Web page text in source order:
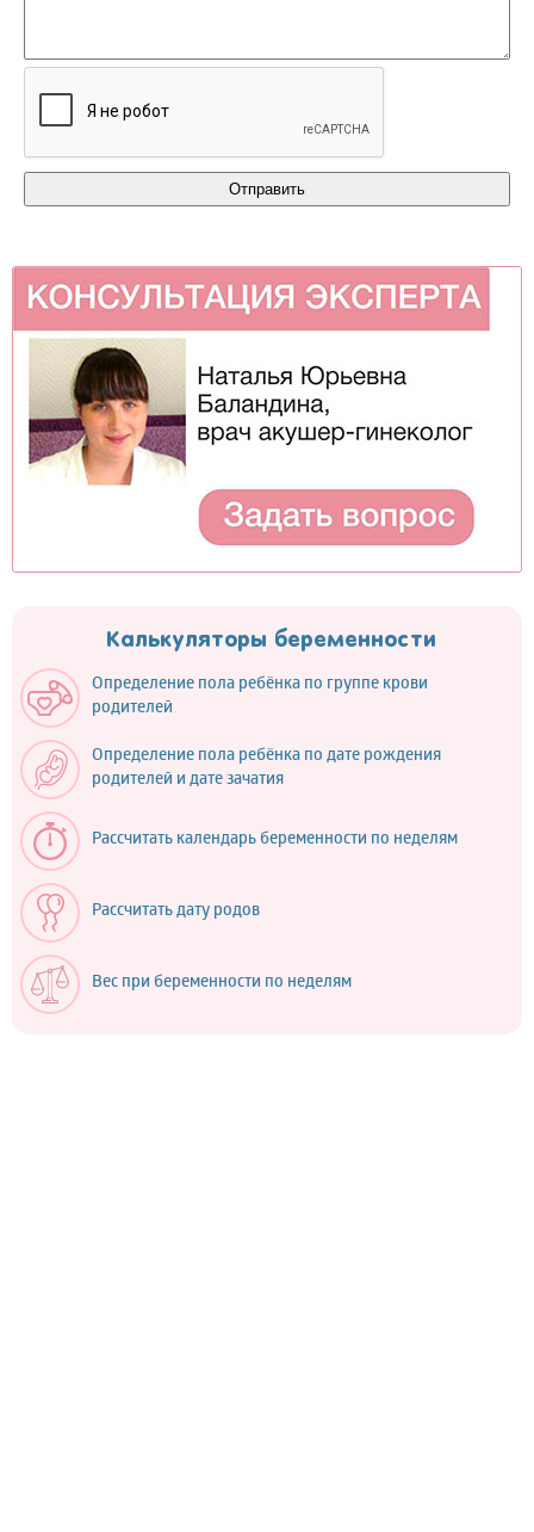
Калькуляторы беременности
Определение пола ребёнка по группе крови
родителей
Определение пола ребёнка по дате рождения
родителей и дате зачатия
Рассчитать календарь беременности по неделям
Рассчитать дату родов
Вес при беременности по неделям